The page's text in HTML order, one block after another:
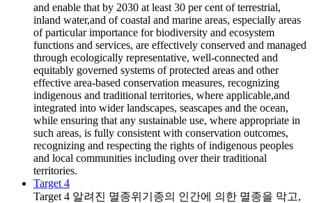
and enable that by 2030 at least 30 per cent of terrestrial,
inland water,and of coastal and marine areas, especially areas
of particular importance for biodiversity and ecosystem
functions and services, are effectively conserved and managed
through ecologically representative, well-connected and
equitably governed systems of protected areas and other
effective area-based conservation measures, recognizing
indigenous and traditional territories, where applicable,and
integrated into wider landscapes, seascapes and the ocean,
while ensuring that any sustainable use, where appropriate in
such areas, is fully consistent with conservation outcomes,
recognizing and respecting the rights of indigenous peoples
and local communities including over their traditional
territories.
Target 4
Target 4 알려진 멸종위기종의 인간에 의한 멸종을 막고,